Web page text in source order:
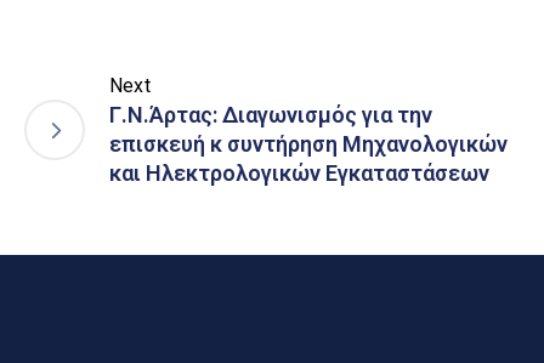
Next
Γ.Ν.Άρτας: Διαγωνισμός για την
επισκευή κ συντήρηση Μηχανολογικών
και Ηλεκτρολογικών Εγκαταστάσεων